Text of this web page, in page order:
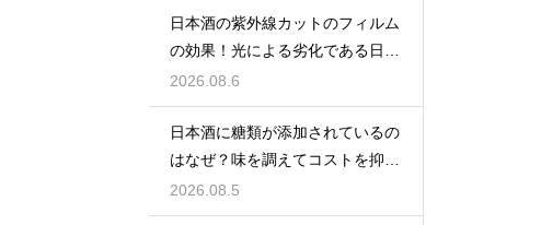
日本酒の紫外線カットのフィルム
の効果！光による劣化である日光
臭を防ぐ
2026.08.6
日本酒に糖類が添加されているの
はなぜ？味を調えてコストを抑え
る手法
2026.08.5